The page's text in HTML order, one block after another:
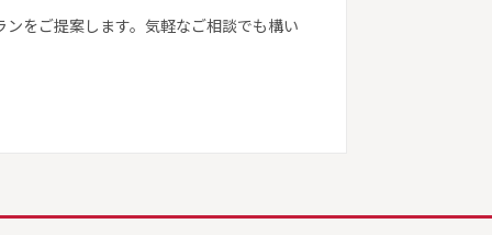
をご提案します。気軽なご相談でも構い